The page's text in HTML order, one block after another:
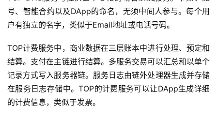
号、智能合约以及DApp的命名，无须中间人参与。每个用
户有独立的名字，类似于Email地址或电话号码。
TOP计费服务中，商业数据在三层账本中进行处理、预定和
结算。支付在主链进行结算。多服务交易可以汇总和以单个
记录方式写入服务器链。服务日志由链外处理器生成并存储
在服务日志存储中。TOP的计费服务可以让DApp生成详细
的计费信息，类似于发票。